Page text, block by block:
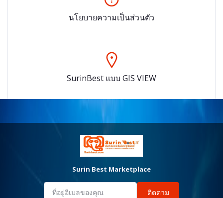
นโยบายความเป็นส่วนตัว
SurinBest แบบ GIS VIEW
Surin Best Marketplace
ติดตาม